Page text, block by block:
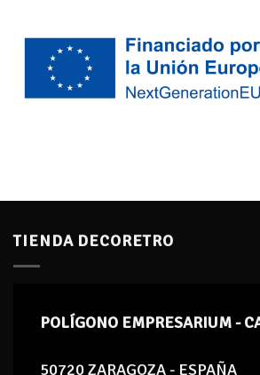
TIENDA DECORETRO
POLÍGONO EMPRESARIUM -
50720 ZARAGOZA - ESPAÑA